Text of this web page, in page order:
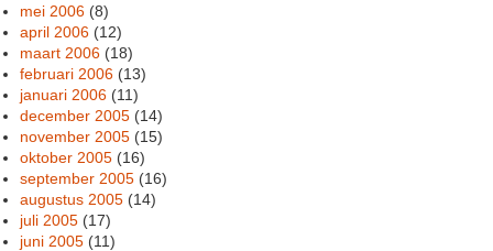
mei 2006 (8)
april 2006 (12)
maart 2006 (18)
februari 2006 (13)
januari 2006 (11)
december 2005 (14)
november 2005 (15)
oktober 2005 (16)
september 2005 (16)
augustus 2005 (14)
juli 2005 (17)
juni 2005 (11)